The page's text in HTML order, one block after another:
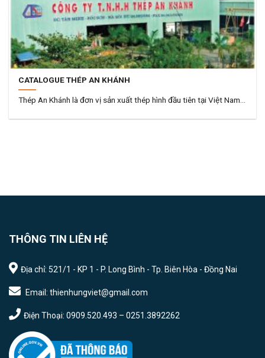
CATALOGUE THÉP AN KHÁNH
Thép An Khánh là đơn vị sản xuất thép hình đầu tiên tại Việt Nam...
THÔNG TIN LIÊN HỆ
Địa chỉ: 521/1 - KP 1 - P. Long Bình - Tp. Biên Hòa - Đồng Nai
Email: thienhungviet@gmail.com
Điện Thoại: 0909.520.493 – 0251.3892262